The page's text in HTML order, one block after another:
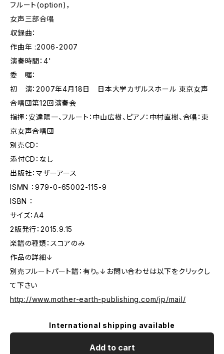
フルート(option)，
女声三部合唱
収録曲：
作曲年 :2006-2007
演奏時間：4'
委 嘱：
初 演：2007年4月18日 日本大学カザルスホール 東京女声
合唱団第12回演奏会
指揮：安達陽一、フルート：中山広樹、ピアノ：中村直樹、合唱：東
京女声合唱団
別売CD：
添付CD：なし
出版社：マザーアース
ISMN ：979-0-65002-115-9
ISBN ：
サイズ：A4
2版発行：2015.9.15
楽譜の種類：スコアのみ
作品の詳細↓
別売フルートパート譜：有り。↓お問い合わせは以下をクリックし
て下さい
http://www.mother-earth-publishing.com/jp/mail/
International shipping available
Add to cart